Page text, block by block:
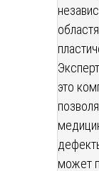
это
может